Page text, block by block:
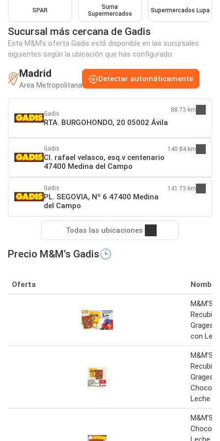
SPAR
Suma
Supermercados
Supermercados Lupa
Sucursal más cercana de Gadis
Esta M&M's oferta Gadis está disponible en las sucursales
siguientes según la ubicación que has configurado:
Madrid
Area Metropolitana
Detectar automáticamente
Gadis
RTA. BURGOHONDO, 20 05002 Ávila
88.73 km
Gadis
Cl. rafael velasco, esq.v centenario
47400 Medina del Campo
140.84 km
Gadis
PL. SEGOVIA, Nº 6 47400 Medina
del Campo
141.73 km
Todas las ubicaciones
Precio M&M's Gadis🕒
Oferta Nombre
M&M'S
con
M&M'S
Leche
M&M'S